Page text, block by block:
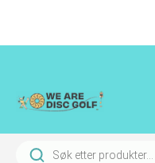
innholdet
Products search